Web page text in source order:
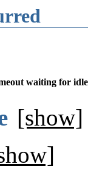
waiting for
[show]